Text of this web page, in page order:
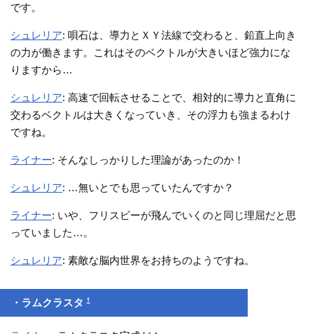
です。
シュレリア: 唄石は、導力とＸＹ法線で交わると、鉛直上向き
の力が働きます。これはそのベクトルが大きいほど強力にな
りますから…
シュレリア: 高速で回転させることで、相対的に導力と直角に
交わるベクトルは大きくなっていき、その浮力も強まるわけ
ですね。
ライナー: そんなしっかりした理論があったのか！
シュレリア: …無いとでも思っていたんですか？
ライナー: いや、フリスビーが飛んでいくのと同じ理屈だと思
っていました…。
シュレリア: 素敵な脳内世界をお持ちのようですね。
・ラムクラスタ†